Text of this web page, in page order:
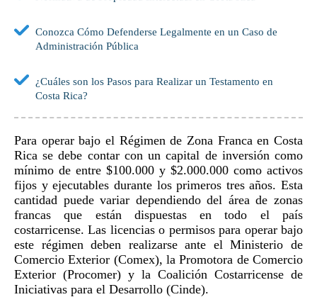
Conozca Cómo Defenderse Legalmente en un Caso de
Administración Pública
¿Cuáles son los Pasos para Realizar un Testamento en
Costa Rica?
Para operar bajo el Régimen de Zona Franca en Costa
Rica se debe contar con un capital de inversión como
mínimo de entre $100.000 y $2.000.000 como activos
fijos y ejecutables durante los primeros tres años. Esta
cantidad puede variar dependiendo del área de zonas
francas que están dispuestas en todo el país
costarricense. Las licencias o permisos para operar bajo
este régimen deben realizarse ante el Ministerio de
Comercio Exterior (Comex), la Promotora de Comercio
Exterior (Procomer) y la Coalición Costarricense de
Iniciativas para el Desarrollo (Cinde).